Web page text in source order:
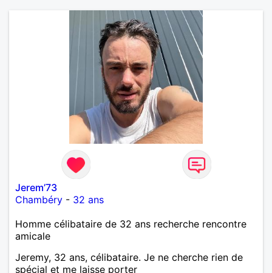
Jerem’73
Chambéry - 32 ans
Homme célibataire de 32 ans recherche rencontre
amicale
Jeremy, 32 ans, célibataire. Je ne cherche rien de
spécial et me laisse porter